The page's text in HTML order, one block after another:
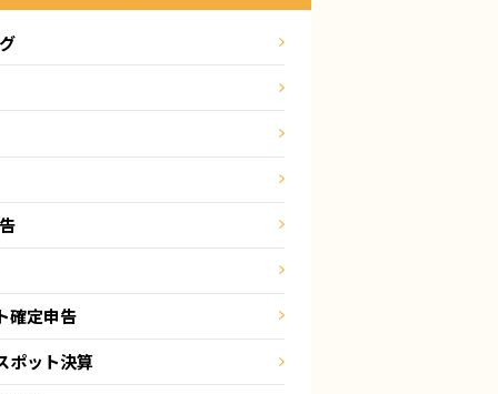
確定申告
ポット決算